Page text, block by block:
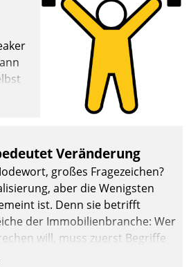
es
Veränderung
großes Fragezeichen?
aber die Wenigsten
ist. Denn sie betrifft
der Immobilienbranche: Wer
will, muss zuerst Begriffe
die betriebliche Optimierung: